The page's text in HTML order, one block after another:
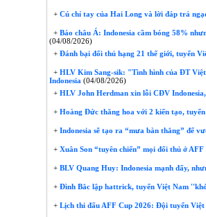
+ Cú chỉ tay của Hai Long và lời đáp trả
+ Báo châu Á: Indonesia cầm bóng 58%
(04/08/2026)
+ Đánh bại đối thủ hạng 21 thế giới, tuyển
+ HLV Kim Sang-sik: "Tình hình của ĐT
Indonesia (04/08/2026)
+ HLV John Herdman xin lỗi CĐV
+ Hoàng Đức thăng hoa với 2 kiến tạo,
+ Indonesia sẽ tạo ra “mưa bàn thắng” để
+ Xuân Son “tuyên chiến” mọi đối thủ ở
+ BLV Quang Huy: Indonesia mạnh đấy,
+ Đình Bắc lập hattrick, tuyển Việt Nam
+ Lịch thi đấu AFF Cup 2026: Đội tuyển